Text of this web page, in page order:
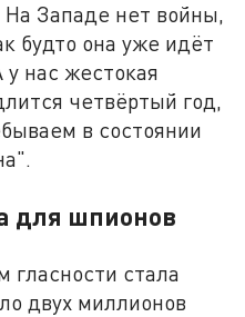
Западе нет войны,
будто она уже идёт
у нас жестокая
четвёртый год,
в состоянии
для шпионов
гласности стала
двух миллионов